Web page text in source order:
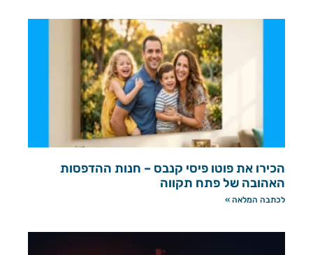
הכירו את פוטו פיסי קנבס – חנות ההדפסות
האהובה של פתח תקווה
לכתבה המלאה »